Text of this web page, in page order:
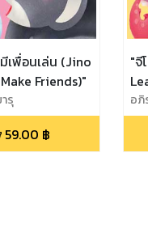
เพื่อนเล่น (Jino
Friends)"
รุ
59.00 ฿
"จี
อภิ